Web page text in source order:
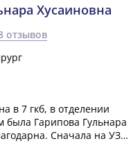
Хусаиновна
отзывов
в 7 гкб, в отделении
была Гарипова Гульнара
Сначала на УЗИ